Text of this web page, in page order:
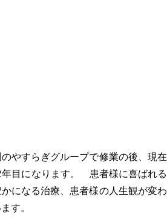
やすらぎグループで修業の後、現在
年目になります。 患者様に喜ばれる
になる治療、患者様の人生観が変わ
ます。